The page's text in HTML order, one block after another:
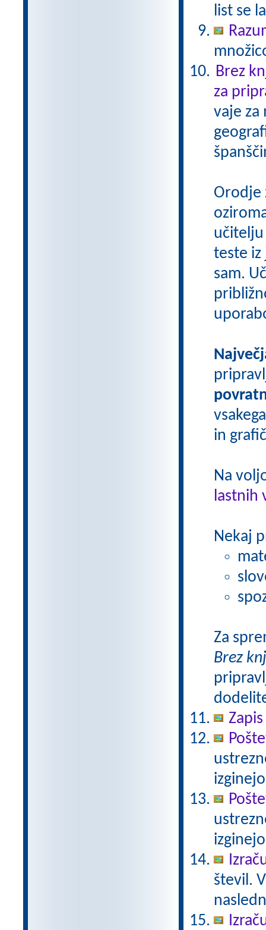
list se
Brez
za
vaje za
Orodje
učitelju
teste iz
sam.
in
Na
lastnih
Nekaj
Za
Brez
števil.